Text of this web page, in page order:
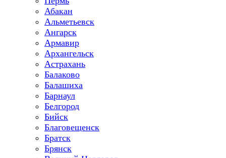
Абакан
Альметьевск
Ангарск
Армавир
Архангельск
Астрахань
Балаково
Балашиха
Барнаул
Белгород
Бийск
Благовещенск
Братск
Брянск